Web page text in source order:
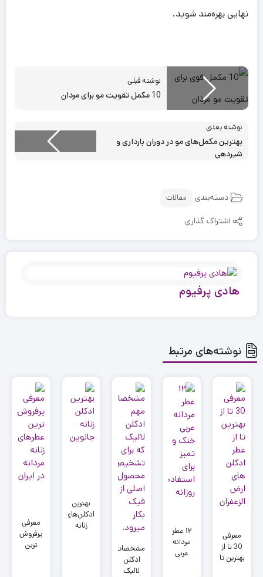
نهایی بهره‌مند شوید.
نوشته قبلی
10 مکمل تقویت مو برای مردان
نوشته بعدی
بهترین مکمل‌های مو در دوران بارداری و
شیردهی
دسته‌بندی مقالات
اشتراک گذاری
هادی پرفیوم
نوشته‌های مرتبط
معرفی
30 تا از
بهترین تا
۱۲ عطر
مردانه
عربی
مشخصات
ادکلن
لالیک
بهترین
ادکلن‌های
زنانه
معرفی
پرفروش
ترین